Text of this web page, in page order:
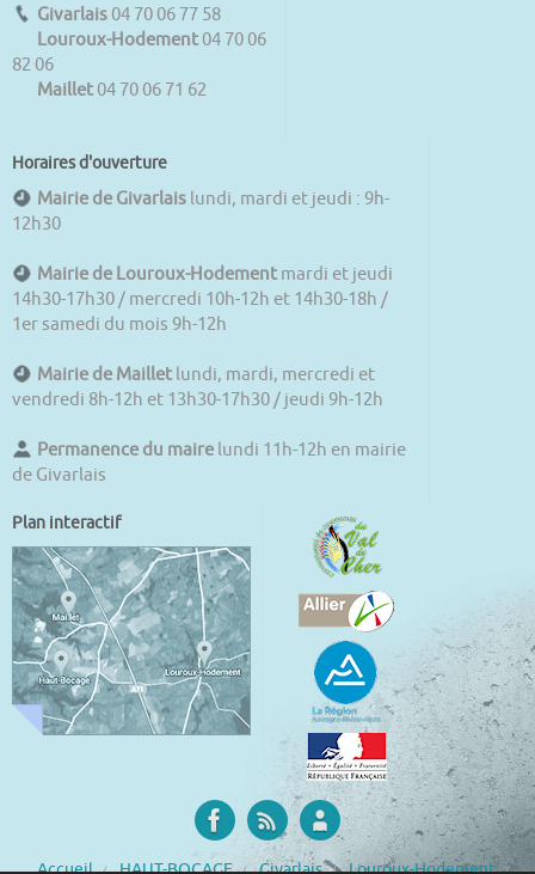
Givarlais 04 70 06 77 58
Louroux-Hodement 04 70 06
82 06
Maillet 04 70 06 71 62
Horaires d'ouverture
Mairie de Givarlais lundi, mardi et jeudi : 9h-
12h30
Mairie de Louroux-Hodement mardi et jeudi
14h30-17h30 / mercredi 10h-12h et 14h30-18h /
1er samedi du mois 9h-12h
Mairie de Maillet lundi, mardi, mercredi et
vendredi 8h-12h et 13h30-17h30 / jeudi 9h-12h
Permanence du maire lundi 11h-12h en mairie
de Givarlais
Plan interactif
Accueil HAUT-BOCAGE Givarlais Louroux-Hodement